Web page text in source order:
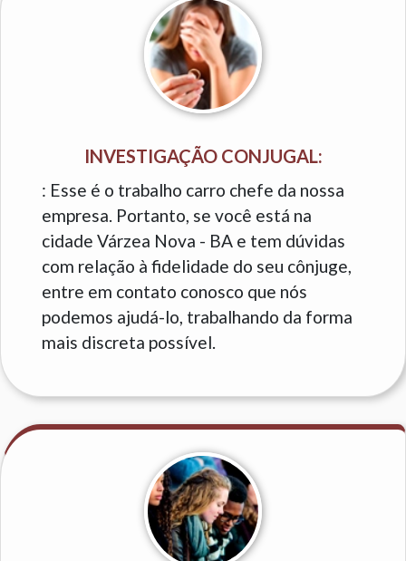
INVESTIGAÇÃO CONJUGAL:
: Esse é o trabalho carro chefe da nossa
empresa. Portanto, se você está na
cidade Várzea Nova - BA e tem dúvidas
com relação à fidelidade do seu cônjuge,
entre em contato conosco que nós
podemos ajudá-lo, trabalhando da forma
mais discreta possível.